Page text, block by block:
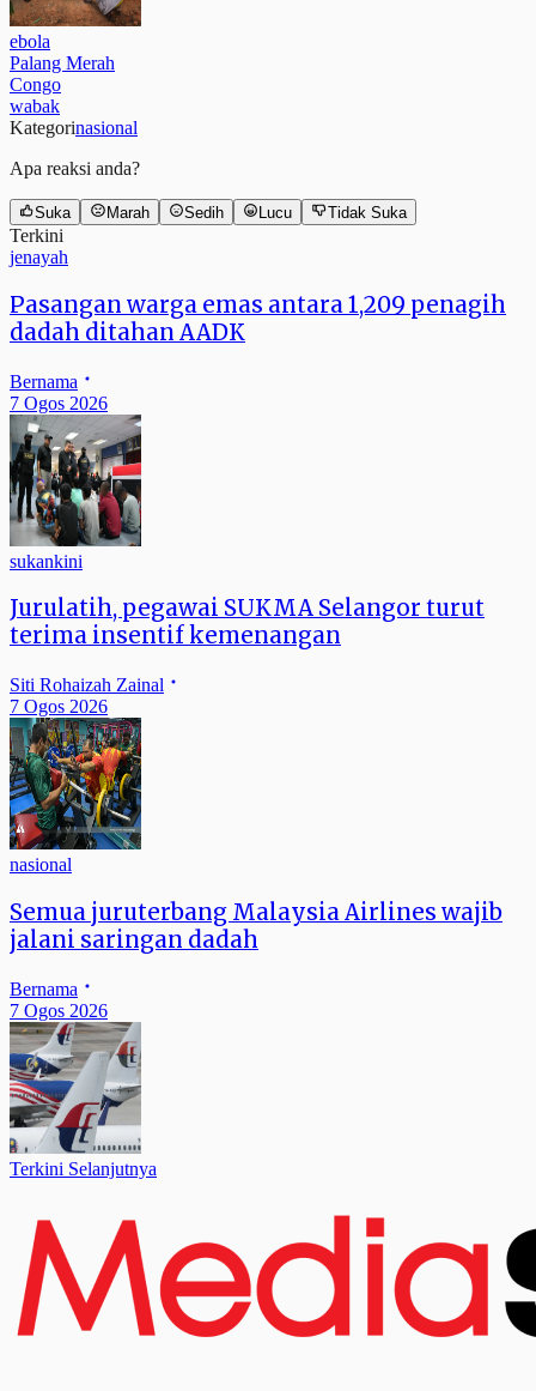
ebola
Palang Merah
Congo
wabak
Kategorinasional
Apa reaksi anda?
Suka Marah Sedih Lucu Tidak Suka
Terkini
jenayah
Pasangan warga emas antara 1,209 penagih
dadah ditahan AADK
Bernama
7 Ogos 2026
sukankini
Jurulatih, pegawai SUKMA Selangor turut
terima insentif kemenangan
Siti Rohaizah Zainal
7 Ogos 2026
nasional
Semua juruterbang Malaysia Airlines wajib
jalani saringan dadah
Bernama
7 Ogos 2026
Terkini Selanjutnya